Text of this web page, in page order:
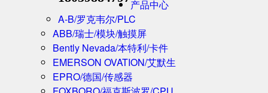
产品中心
A-B/罗克韦尔/PLC
ABB/瑞士/模块/触摸屏
Bently Nevada/本特利/卡件
EMERSON OVATION/艾默生
EPRO/德国/传感器